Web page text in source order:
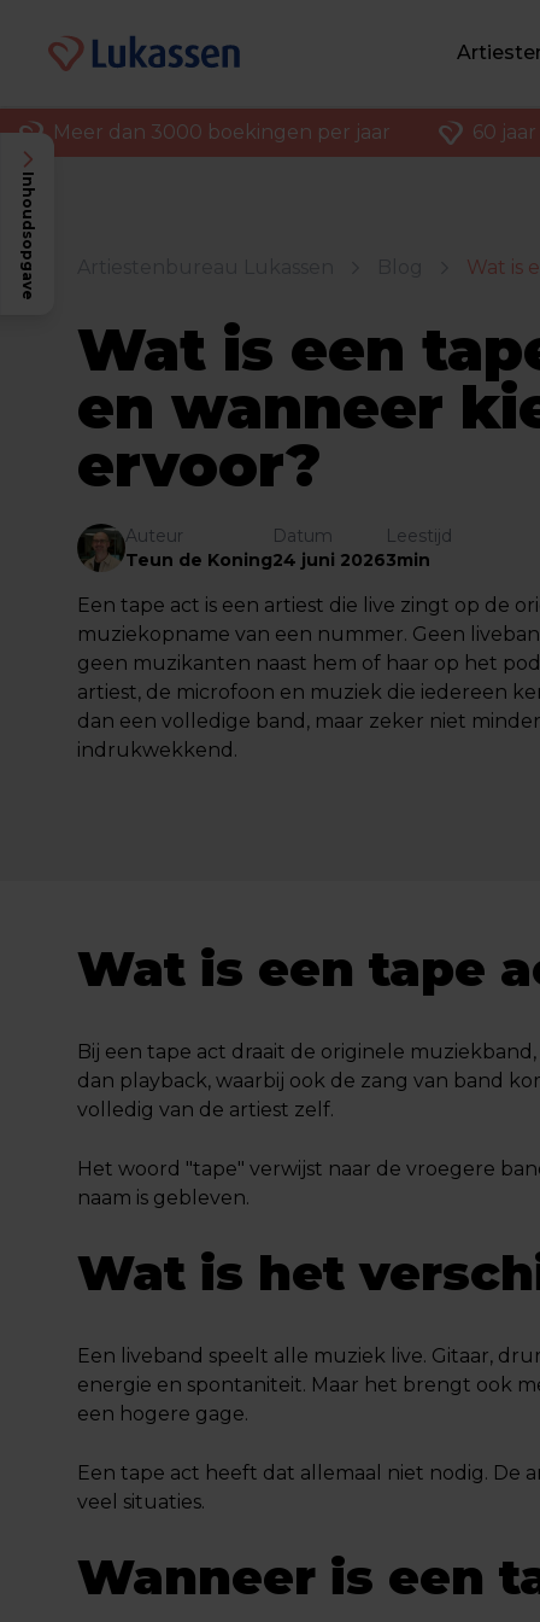
60 jaar ervaring in entertainment
Wat is
Wat is een
en wanneer
ervoor?
Auteur
Teun de Koning
Datum
24 juni 2026
Leestijd
3min
Een tape act is een artiest die live zingt op de
muziekopname van een nummer. Geen
geen muzikanten naast hem of haar op het
artiest, de microfoon en muziek die iedereen
dan een volledige band, maar zeker niet minder
indrukwekkend.
Inhoudsopgave
Wat is een tape
Bij een tape act draait de originele
dan playback, waarbij ook de zang van band
volledig van de artiest zelf.
Het woord "tape" verwijst naar de vroegere
naam is gebleven.
Wat is het
Een liveband speelt alle muziek live. Gitaar,
energie en spontaniteit. Maar het brengt ook
een hogere gage.
Een tape act heeft dat allemaal niet nodig. De
veel situaties.
Wanneer is een